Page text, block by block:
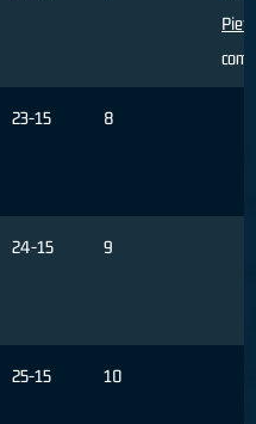
23-15 8
24-15 9
25-15 10